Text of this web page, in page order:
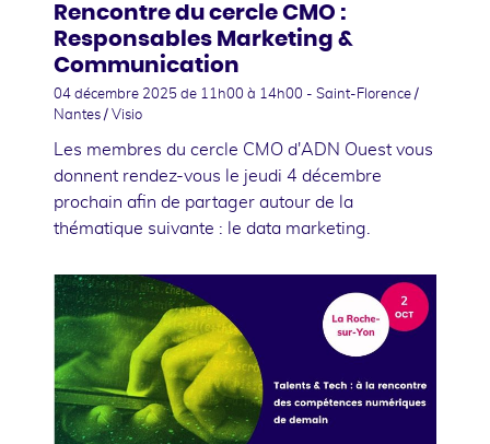
Rencontre du cercle CMO :
Responsables Marketing &
Communication
04 décembre 2025 de 11h00 à 14h00 - Saint-Florence /
Nantes / Visio
Les membres du cercle CMO d'ADN Ouest vous
donnent rendez-vous le jeudi 4 décembre
prochain afin de partager autour de la
thématique suivante : le data marketing.